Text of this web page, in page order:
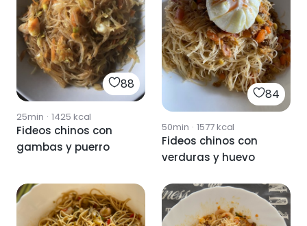
88
25min · 1425 kcal
Fideos chinos con
gambas y puerro
84
50min · 1577kcal
Fideos chinos con
verduras y huevo